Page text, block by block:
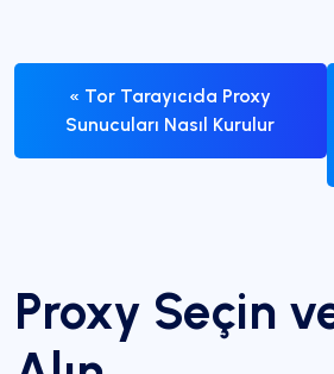
« Tor Tarayıcıda Proxy
Sunucuları Nasıl Kurulur
Proxy Seçin